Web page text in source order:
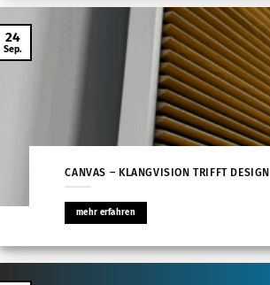
CANVAS – KLANGVISION TRIFFT DESIGN
mehr erfahren
24
Sep.